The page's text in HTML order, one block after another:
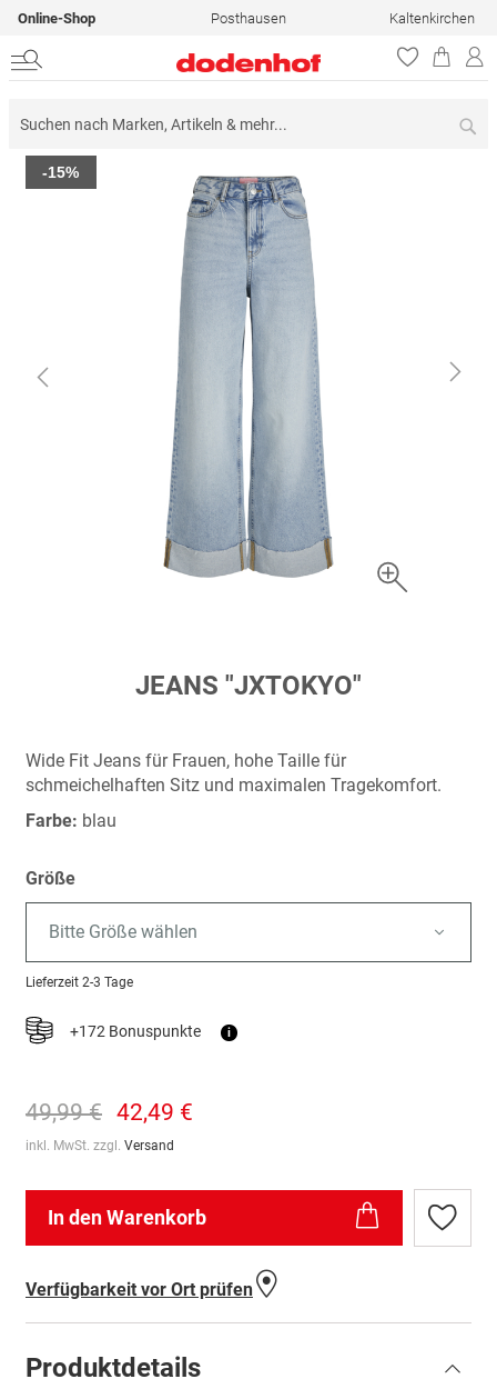
Online-Shop Posthausen Kaltenkirchen
Zum
Ende
-15%
springen
JEANS "JXTOKYO"
Wide Fit Jeans für Frauen, hohe Taille für
schmeichelhaften Sitz und maximalen Tragekomfort.
Farbe: blau
Größe
Bitte Größe wählen
Lieferzeit 2-3 Tage
+172 Bonuspunkte i
49,99 € 42,49 €
inkl. MwSt. zzgl. Versand
In den Warenkorb
Zur
Verfügbarkeit vor Ort prüfen
Produktdetails